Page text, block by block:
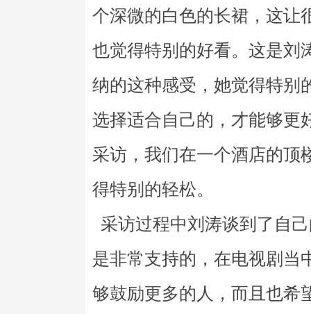
个深微的白色的长裙，这让
也觉得特别的好看。这是刘
纳的这种感受，她觉得特别
选择适合自己的，才能够更
采访，我们在一个酒店的顶
得特别的轻松。
采访过程中刘涛谈到了自
是非常支持的，在电视剧当
够鼓励更多的人，而且也希